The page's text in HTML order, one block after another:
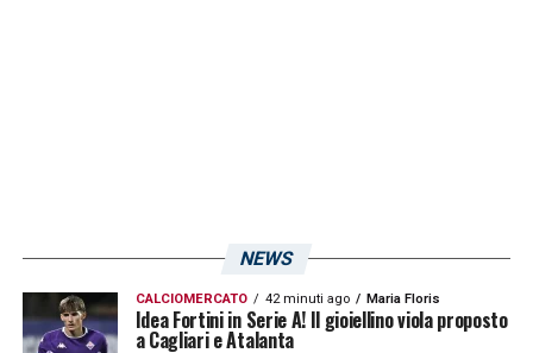
NEWS
CALCIOMERCATO 42 minuti ago Maria Floris
Idea Fortini in Serie A! Il gioiellino viola proposto
a Cagliari e Atalanta